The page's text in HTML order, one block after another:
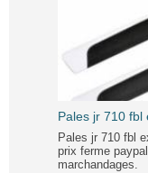
Pales jr 710 fbl
Pales jr 710 fbl
prix ferme
marchandages.